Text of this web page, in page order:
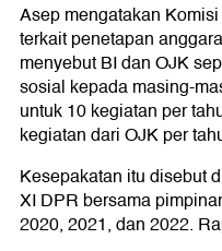
Asep mengatakan
terkait penetapan
menyebut BI dan OJK
sosial kepada masing-
untuk 10 kegiatan per
kegiatan dari OJK per
Kesepakatan itu disebut
XI DPR bersama
2020, 2021, dan 2022.